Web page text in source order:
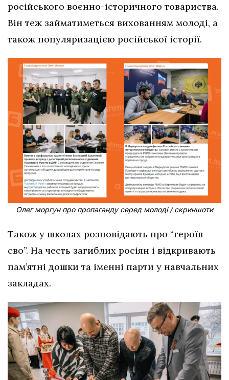
російського воєнно-історичного товариства.
Він теж займатиметься вихованням молоді, а
також популяризацією російської історії.
Олег моргун про пропаганду серед молоді / скриншоти
Також у школах розповідають про “героїв
сво”. На честь загиблих росіян і відкривають
пам’ятні дошки та іменні парти у навчальних
закладах.